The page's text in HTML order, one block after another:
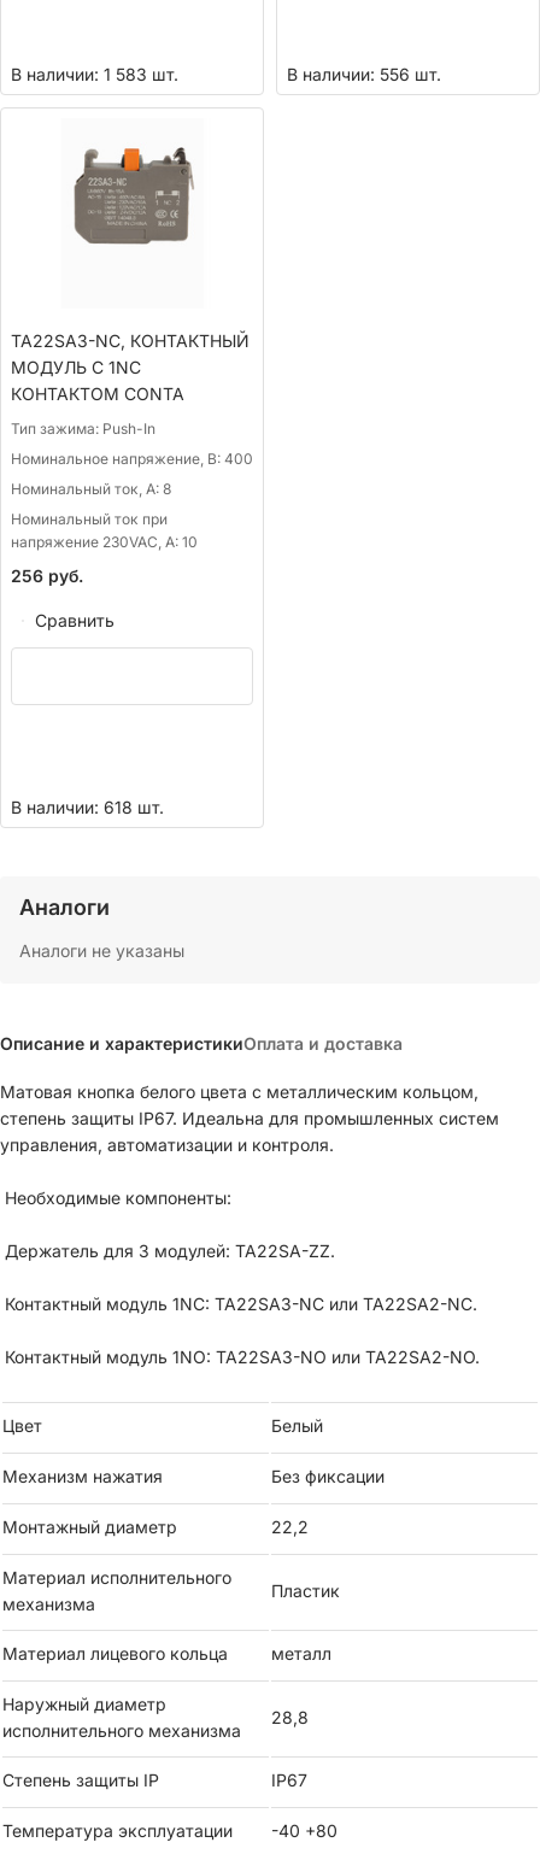
В наличии: 1 583 шт. В наличии: 556 шт.
TA22SA3-NC, КОНТАКТНЫЙ
МОДУЛЬ С 1NC
КОНТАКТОМ CONTA
Тип зажима: Push-In
Номинальное напряжение, В: 400
Номинальный ток, А: 8
Номинальный ток при
напряжение 230VAC, А: 10
256 руб.
Сравнить
В наличии: 618 шт.
Аналоги
Аналоги не указаны
Описание и характеристикиОплата и доставка
Матовая кнопка белого цвета с металлическим кольцом,
степень защиты IP67. Идеальна для промышленных систем
управления, автоматизации и контроля.
Необходимые компоненты:
Держатель для 3 модулей: TA22SA-ZZ.
Контактный модуль 1NC: TA22SA3-NC или TA22SA2-NC.
Контактный модуль 1NO: TA22SA3-NO или TA22SA2-NO.
Цвет Белый
Механизм нажатия Без фиксации
Монтажный диаметр 22,2
Материал исполнительного
механизма
Пластик
Материал лицевого кольца металл
Наружный диаметр
исполнительного механизма
28,8
Степень защиты IP IP67
Температура эксплуатации -40 +80